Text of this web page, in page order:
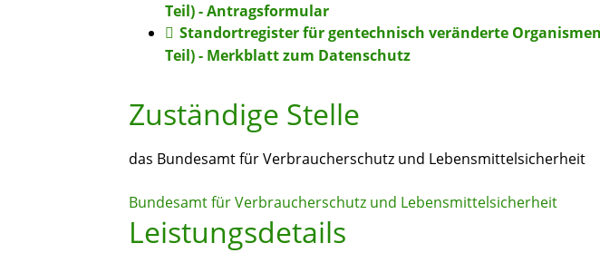
Teil) - Antragsformular
Standortregister für gentechnisch veränderte
Teil) - Merkblatt zum Datenschutz
Zuständige Stelle
das Bundesamt für Verbraucherschutz und Lebensmittelsicherheit
Bundesamt für Verbraucherschutz und Lebensmittelsicherheit
Leistungsdetails